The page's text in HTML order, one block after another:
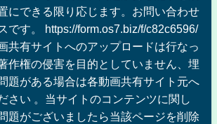
にできる限り応じます。お問い合わせ
です。 https://form.os7.biz/f/c82c6596/
共有サイトへのアップロードは行なっ
作権の侵害を目的としていません、埋
題がある場合は各動画共有サイト元へ
さい 。当サイトのコンテンツに関し
題がございましたら当該ページを削除